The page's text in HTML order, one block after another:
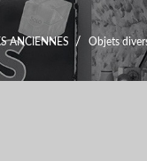
ANCIENNES Objets